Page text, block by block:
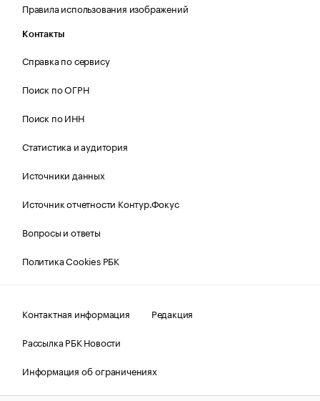
Правила использования изображений
Контакты
Справка по сервису
Поиск по ОГРН
Поиск по ИНН
Статистика и аудитория
Источники данных
Источник отчетности Контур.Фокус
Вопросы и ответы
Политика Cookies РБК
Контактная информация
Редакция
Рассылка РБК Новости
Информация об ограничениях